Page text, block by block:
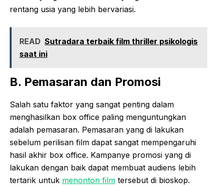
rentang usia yang lebih bervariasi.
READ Sutradara terbaik film thriller psikologis
saat ini
B. Pemasaran dan Promosi
Salah satu faktor yang sangat penting dalam
menghasilkan box office paling menguntungkan
adalah pemasaran. Pemasaran yang di lakukan
sebelum perilisan film dapat sangat mempengaruhi
hasil akhir box office. Kampanye promosi yang di
lakukan dengan baik dapat membuat audiens lebih
tertarik untuk menonton film tersebut di bioskop.